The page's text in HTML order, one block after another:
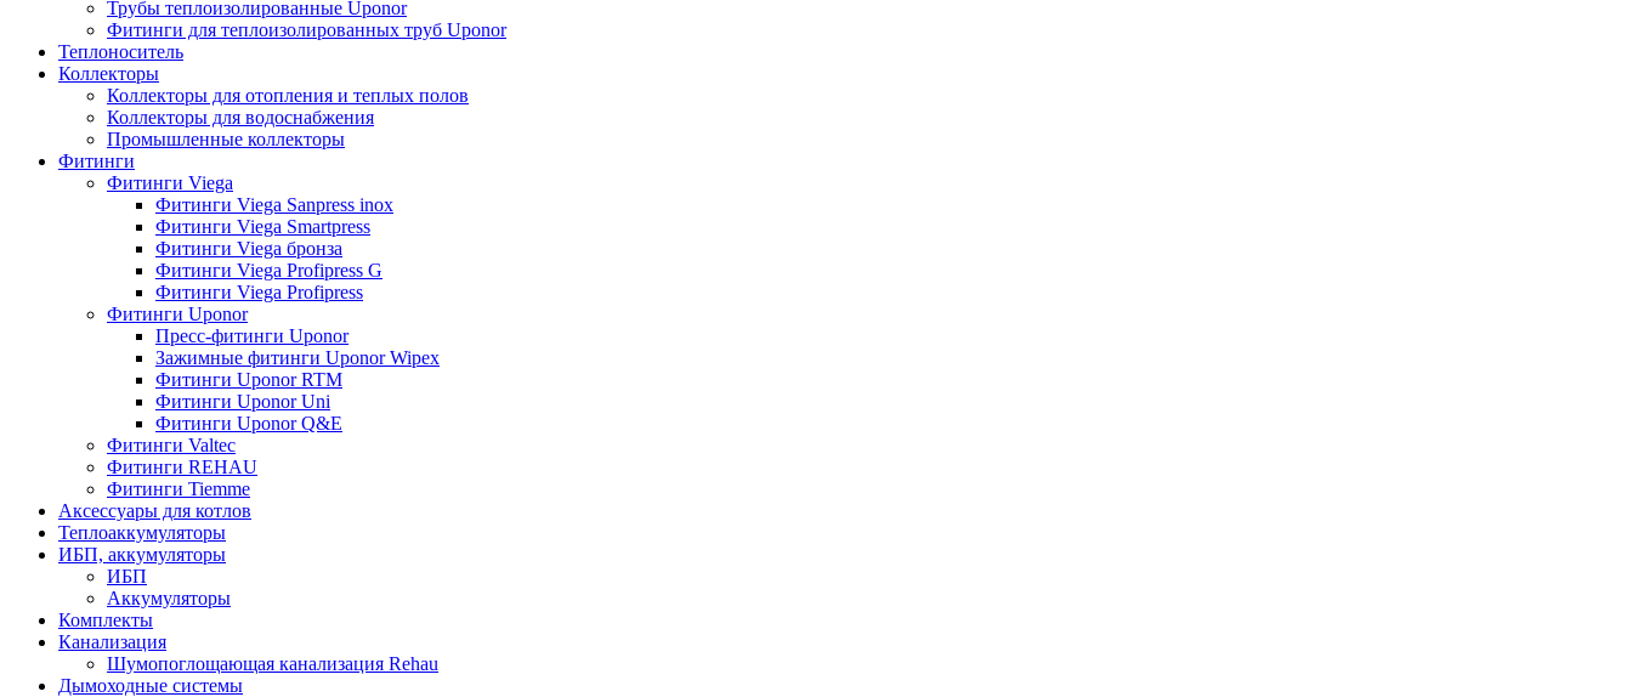
Трубы теплоизолированные Uponor
Фитинги для теплоизолированных труб Uponor
Теплоноситель
Коллекторы
Коллекторы для отопления и теплых полов
Коллекторы для водоснабжения
Промышленные коллекторы
Фитинги
Фитинги Viega
Фитинги Viega Sanpress inox
Фитинги Viega Smartpress
Фитинги Viega бронза
Фитинги Viega Profipress G
Фитинги Viega Profipress
Фитинги Uponor
Пресс-фитинги Uponor
Зажимные фитинги Uponor Wipex
Фитинги Uponor RTM
Фитинги Uponor Uni
Фитинги Uponor Q&E
Фитинги Valtec
Фитинги REHAU
Фитинги Tiemme
Аксессуары для котлов
Теплоаккумуляторы
ИБП, аккумуляторы
ИБП
Аккумуляторы
Комплекты
Канализация
Шумопоглощающая канализация Rehau
Дымоходные системы